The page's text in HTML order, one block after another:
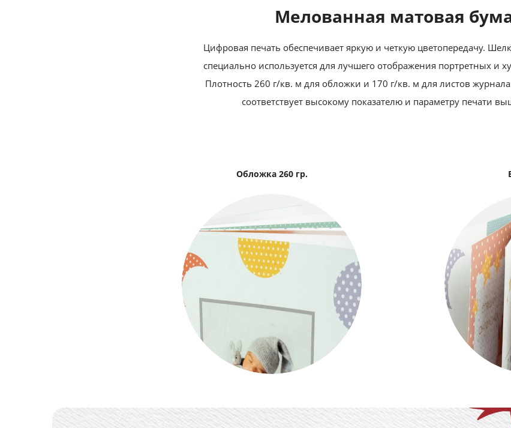
Мелованная матовая
Цифровая печать обеспечивает яркую и четкую цветопередачу.
специально используется для лучшего отображения портретных и
Плотность 260 г/кв. м для обложки и 170 г/кв. м для листов
соответствует высокому показателю и параметру печати
Обложка 260 гр.